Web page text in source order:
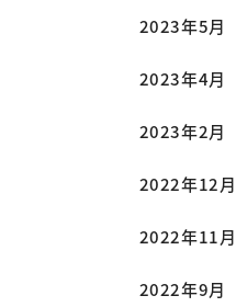
2023年5月
2023年4月
2023年2月
2022年12月
2022年11月
2022年9月